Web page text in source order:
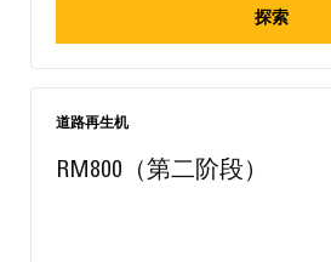
探索
道路再生机
RM800（第二阶段）